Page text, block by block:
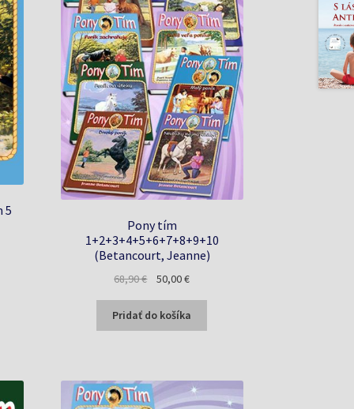
5
Pony tím
1+2+3+4+5+6+7+8+9+10
(Betancourt, Jeanne)
68,90€
Pôvodná
bola:
68,90 €.
50,00€Aktuálna
je:
50,00 €.
Pridať do košíka